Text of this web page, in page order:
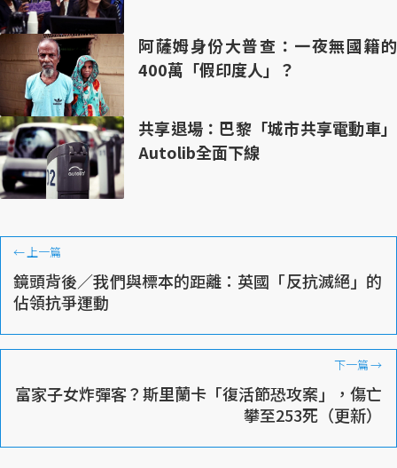
阿薩姆身份大普查：一夜無國籍的
400萬「假印度人」？
共享退場：巴黎「城市共享電動車」
Autolib全面下線
←上一篇
鏡頭背後／我們與標本的距離：英國「反抗滅絕」的
佔領抗爭運動
下一篇→
富家子女炸彈客？斯里蘭卡「復活節恐攻案」，傷亡
攀至253死（更新）